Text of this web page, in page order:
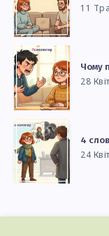
11
Чому
28
4
24